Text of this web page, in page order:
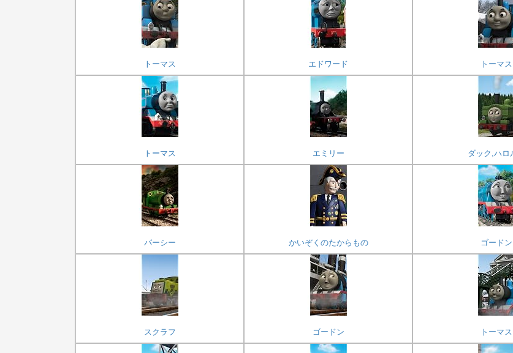
トーマス エドワード トーマス
トーマス エミリー ダック,ハロ
パーシー かいぞくのたからもの ゴードン
スクラフ ゴードン トーマス